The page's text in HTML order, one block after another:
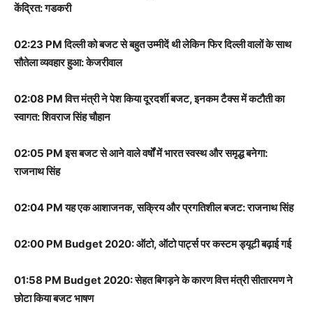
केंद्रित: गडकरी
02:23 PM दिल्ली को बजट से बहुत उम्मीदें थी लेकिन फिर दिल्ली वालों के साथ
सौतेला व्यवहार हुआ: केजरीवाल
02:08 PM वित्त मंत्री ने पेश किया दूरदर्शी बजट, इनकम टैक्स में कटौती का
स्वागत: शिवराज सिंह चौहान
02:05 PM इस बजट से आने वाले वर्षों में भारत स्वस्थ और समृद्ध बनेगा:
राजनाथ सिंह
02:04 PM यह एक आशाजनक, सक्रिय और प्रगतिशील बजट: राजनाथ सिंह
02:00 PM Budget 2020: ऑटो, ऑटो पार्ट्स पर कस्टम ड्यूटी बढ़ाई गई
01:58 PM Budget 2020: सेहत बिगड़ने के कारण वित्त मंत्री सीतारमण ने
छोटा किया बजट भाषण